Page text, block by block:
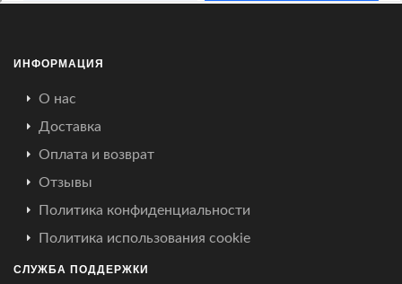
ИНФОРМАЦИЯ
О нас
Доставка
Оплата и возврат
Отзывы
Политика конфиденциальности
Политика использования cookie
СЛУЖБА ПОДДЕРЖКИ